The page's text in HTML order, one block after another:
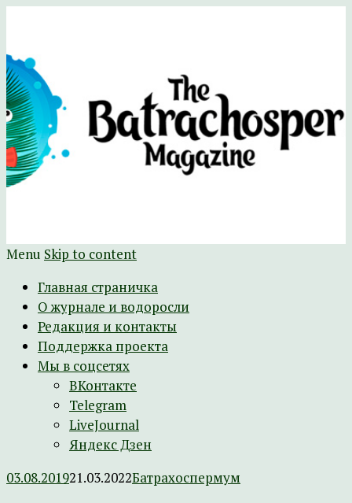
The Batrachospermum Magazine
Батрахоспермум (официальный сайт)
Menu Skip to content
Главная страничка
О журнале и водоросли
Редакция и контакты
Поддержка проекта
Мы в соцсетях
ВКонтакте
Telegram
LiveJournal
Яндекс Дзен
03.08.201921.03.2022Батрахоспермум